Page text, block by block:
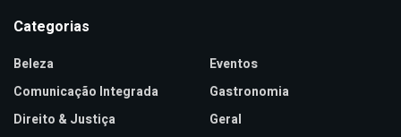
Categorias
Beleza
Comunicação Integrada
Direito & Justiça
Eventos
Gastronomia
Geral